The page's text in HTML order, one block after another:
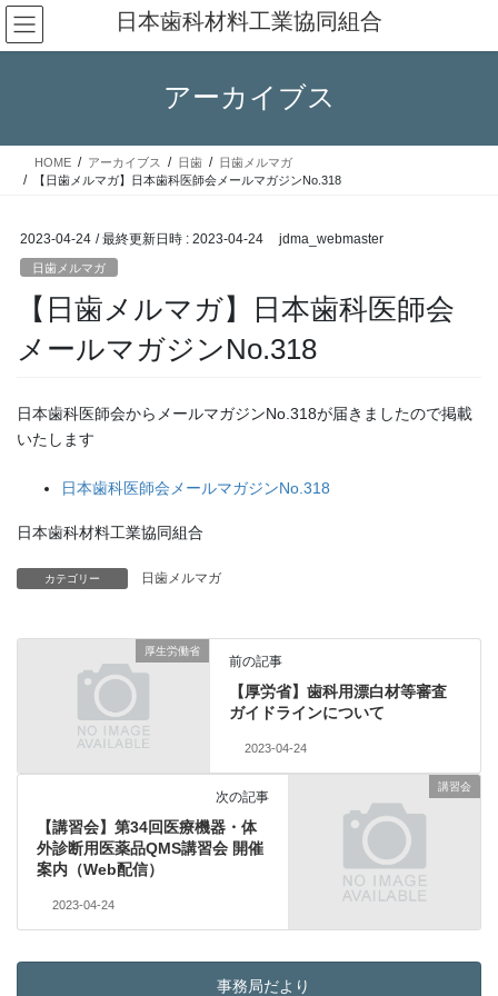
コ
ン
テ
ス
ナ
ビ
ゲ
ン
日本歯科材料工業協同組合
アーカイブス
HOME アーカイブス 日歯
日歯メルマガ
【日歯メルマガ】日本歯科医師会メールマガジンNo.318
2023-04-24 / 最終更新日時 : 2023-04-24 jdma_webmaster
日歯メルマガ
【日歯メルマガ】日本歯科医師会
メールマガジンNo.318
日本歯科医師会からメールマガジンNo.318が届きましたので掲載
いたします
日本歯科医師会メールマガジンNo.318
日本歯科材料工業協同組合
カテゴリー 日歯メルマガ
厚生労働省
前の記事
【厚労省】歯科用漂白材等審査
ガイドラインについて
2023-04-24
講習会
次の記事
【講習会】第34回医療機器・体
外診断用医薬品QMS講習会 開催
案内（Web配信）
2023-04-24
事務局だより